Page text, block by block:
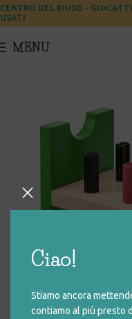
Ciao!
Stiamo ancora
contiamo al più presto
CENTRO DEL RIUSO -
USATI
MENU